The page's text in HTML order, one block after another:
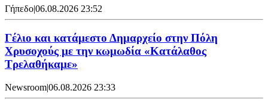
Γήπεδο|06.08.2026 23:52
Γέλιο και κατάμεστο Δημαρχείο στην Πόλη
Χρυσοχούς με την κωμωδία «Κατάλαθος
Τρελαθήκαμε»
Newsroom|06.08.2026 23:33